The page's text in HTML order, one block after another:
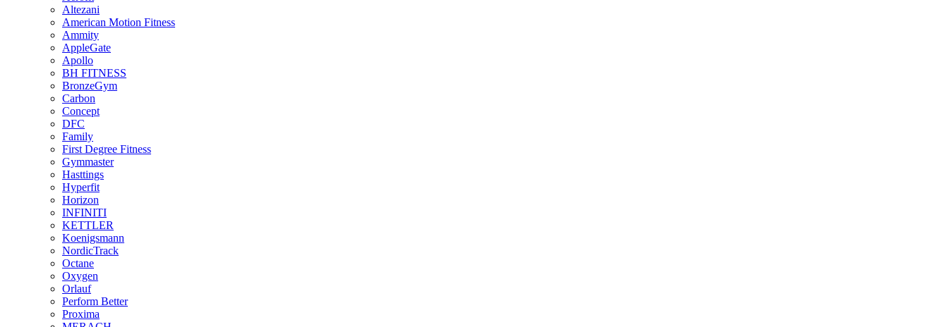
Altezani
American Motion Fitness
Ammity
AppleGate
Apollo
BH FITNESS
BronzeGym
Carbon
Concept
DFC
Family
First Degree Fitness
Gymmaster
Hasttings
Hyperfit
Horizon
INFINITI
KETTLER
Koenigsmann
NordicTrack
Octane
Oxygen
Orlauf
Perform Better
Proxima